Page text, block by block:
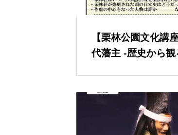
【栗林公園文化講
代藩主 -歴史から